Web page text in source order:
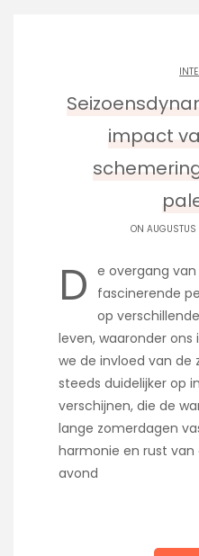
impact
ON
D e overgang
fascinerende
op
leven, waaronder ons
we de invloed van de
steeds duidelijker op
verschijnen, die de
lange zomerdagen
harmonie en rust
avond